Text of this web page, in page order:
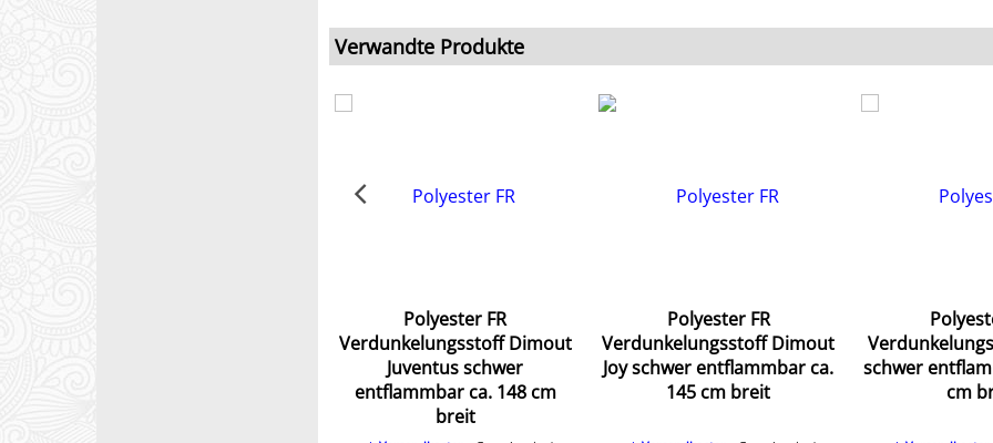
Verwandte Produkte
Polyester FR
Verdunkelungsstoff Dimout
Juventus schwer
entflammbar ca. 148 cm
breit
Polyester FR
Verdunkelungsstoff Dimout
Joy schwer entflammbar ca.
145 cm breit
schwer
cm